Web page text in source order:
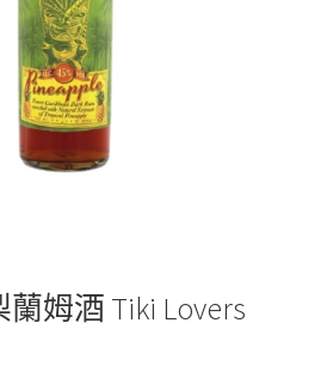
姆酒 Tiki Lovers